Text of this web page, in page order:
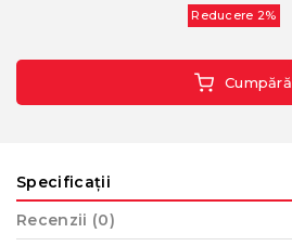
Reducere 2%
Cumpără
Specificații
Recenzii (0)